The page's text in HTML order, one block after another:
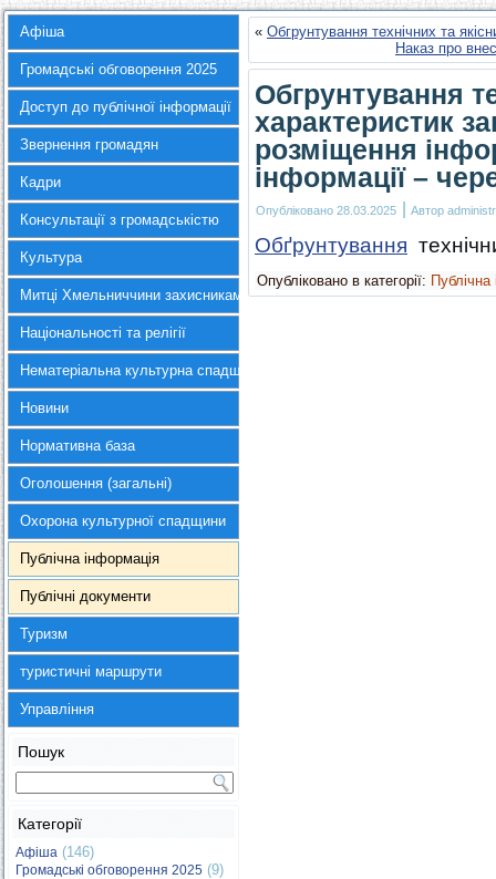
Афіша
Громадські обговорення 2025
Доступ до публічної інформації
Звернення громадян
Кадри
Консультації з громадськістю
Культура
Митці Хмельниччини захисникам України
Національності та релігії
Нематеріальна культурна спадщина
Новини
Нормативна база
Оголошення (загальні)
Охорона культурної спадщини
Публічна інформація
Публічні документи
Туризм
туристичні маршрути
Управління
Пошук
Категорії
Афіша (146)
Громадські обговорення 2025 (9)
« Обгрунтування технічних та
Наказ про
Обгрунтування
характеристик
розміщення
інформації –
Опубліковано 28.03.2025 | Автор
Обґрунтування
Опубліковано в категорії: Публічна